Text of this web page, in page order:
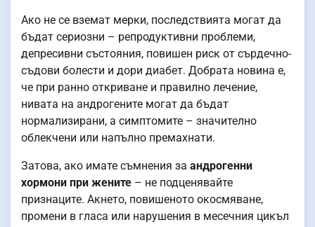
Ако не се вземат мерки, последствията могат да
бъдат сериозни – репродуктивни проблеми,
депресивни състояния, повишен риск от сърдечно-
съдови болести и дори диабет. Добрата новина е,
че при ранно откриване и правилно лечение,
нивата на андрогените могат да бъдат
нормализирани, а симптомите – значително
облекчени или напълно премахнати.
Затова, ако имате съмнения за андрогенни
хормони при жените – не подценявайте
признаците. Акнето, повишеното окосмяване,
промени в гласа или нарушения в месечния цикъл